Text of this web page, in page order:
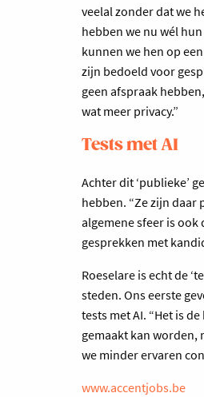
veelal zonder dat we
hebben we nu wél
kunnen we hen op
zijn bedoeld voor
geen afspraak
wat meer privacy.”
Tests met AI
Achter dit ‘publieke’
hebben. “Ze zijn daar
algemene sfeer is
gesprekken met
Roeselare is echt de
steden. Ons eerste
tests met AI. “Het is
gemaakt kan worden,
we minder ervaren
www.accentjobs.be